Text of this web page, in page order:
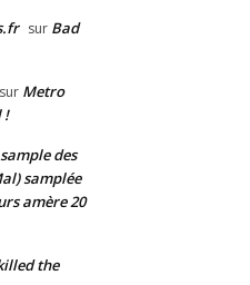
sur Bad
sur Metro
!
des
samplée
amère 20
the